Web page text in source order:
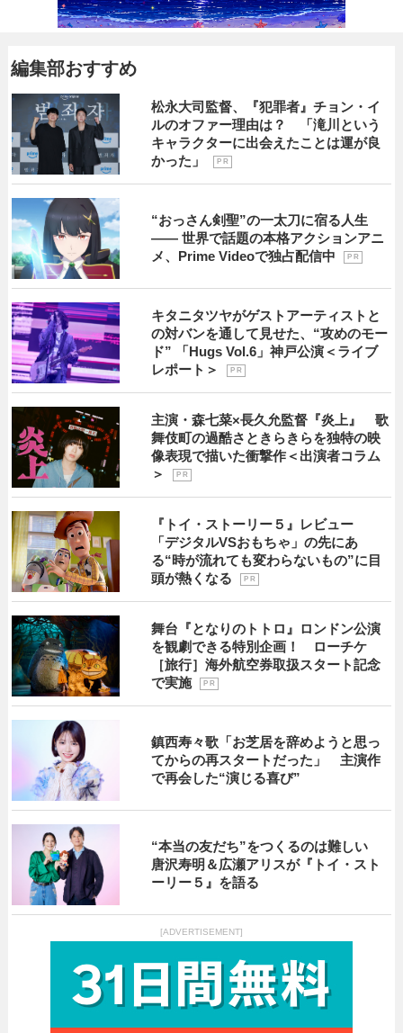
編集部おすすめ
松永大司監督、『犯罪者』チョン・イ
ルのオファー理由は？ 「滝川という
キャラクターに出会えたことは運が良
かった」
P R
“おっさん剣聖”の一太刀に宿る人生
―― 世界で話題の本格アクションアニ
メ、Prime Videoで独占配信中
P R
キタニタツヤがゲストアーティストと
の対バンを通して見せた、“攻めのモー
ド” 「Hugs Vol.6」神戸公演＜ライブ
レポート＞
P R
主演・森七菜×長久允監督『炎上』 歌
舞伎町の過酷さときらきらを独特の映
像表現で描いた衝撃作＜出演者コラム
＞
P R
『トイ・ストーリー５』レビュー
「デジタルVSおもちゃ」の先にあ
る“時が流れても変わらないもの”に目
頭が熱くなる
P R
舞台『となりのトトロ』ロンドン公演
を観劇できる特別企画！ ローチケ
［旅行］海外航空券取扱スタート記念
で実施
P R
鎮西寿々歌「お芝居を辞めようと思っ
てからの再スタートだった」 主演作
で再会した“演じる喜び”
“本当の友だち”をつくるのは難しい
唐沢寿明＆広瀬アリスが『トイ・スト
ーリー５』を語る
[ADVERTISEMENT]